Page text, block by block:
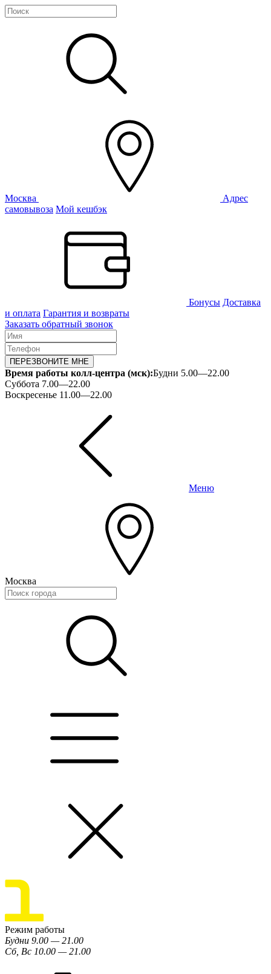
Москва
Адрес
самовывоза Мой кешбэк
Бонусы Доставка
и оплата Гарантия и возвраты
Заказать обратный звонок
ПЕРЕЗВОНИТЕ МНЕ
Время работы колл-центра (мск):Будни 5.00—22.00
Суббота 7.00—22.00
Воскресенье 11.00—22.00
Меню
Москва
Режим работы
Будни 9.00 — 21.00
Сб, Вс 10.00 — 21.00